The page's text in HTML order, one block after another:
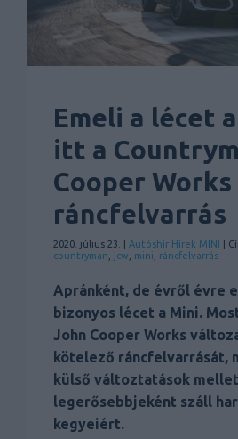
Emeli a lécet
itt a
Cooper Works
ráncfelvarrás
2020. július 23. | Autóshír Hírek MINI |
countryman
jcw mini ráncfelvarrás
Apránként, de évről évre
bizonyos lécet a Mini.
John Cooper Works
kötelező ráncfelvarrását,
külső változtatások
legerősebbjeként száll
kegyeiért.